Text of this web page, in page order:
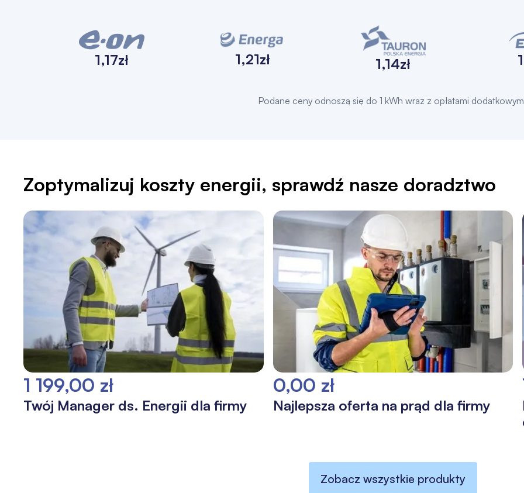
1,17zł 1,21zł 1,14zł
Podane ceny odnoszą się do 1 kWh wraz z opłatami
Zoptymalizuj koszty energii, sprawdź nasze doradztwo
1 199,00 zł
Twój Manager ds. Energii dla firmy
0,00 zł
Najlepsza oferta na prąd dla firmy
Zobacz wszystkie produkty